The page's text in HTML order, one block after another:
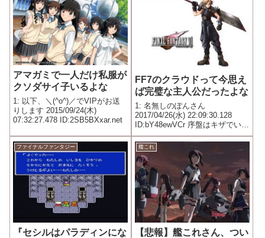
アマガミで一人だけ私服が
クソダサイ子いるよな
1: 以下、＼(^o^)／でVIPがお送
りします 2015/09/24(木)
07:32:27.478 ID:2SB5BXxar.net
FF7のクラウドって今思え
ば完璧な主人公だったよな
1: 名無しのぽんさん
2017/04/26(水) 22:09:30.128
ID:bY48ewVCr 序盤はキザでいけ
好かないやつと思わせといて中
盤まさかの精神崩壊、後半気弱
だけど熱くていいやつ 完璧だわ
ファイナルファンタジー
『セシルはパラディンにな
艦これ
【悲報】艦これさん、つい